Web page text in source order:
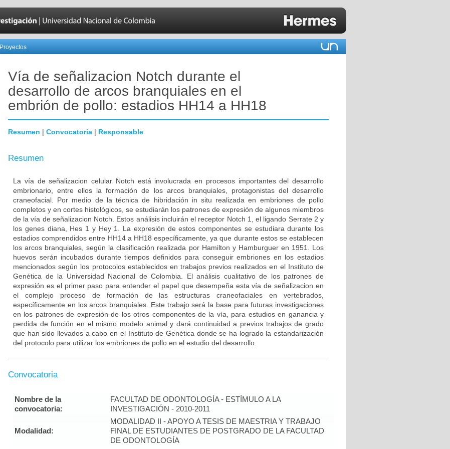
Proyectos
Vía de señalizacion Notch durante el
desarrollo de arcos branquiales en el
embrión de pollo: estadios HH14 a HH18
Resumen | Convocatoria | Responsable
Resumen
La vía de señalizacion celular Notch está involucrada en procesos importantes del desarrollo
embrionario, entre ellos la formación de los arcos branquiales, protagonistas del desarrollo
craneofacial. Por medio de la técnica de hibridación in situ realizada en embriones de pollo
completos y en cortes histológicos, se estudiarán los patrones de expresión de algunos miembros
de la vía de señalizacion Notch. Estos análisis incluirán el receptor Notch 1, el ligando Serrate 2 y
los genes diana, Hes 1 y Hey 1. La expresión de estos componentes se estudiara durante los
estadios comprendidos entre HH14 a HH18 específicamente, ya que durante estos se establecen
los arcos branquiales, según la clasificación realizada por Hamilton y Hamburguer en 1951. Los
huevos serán incubados durante tiempos definidos para conseguir embriones en los estadios
mencionados según los protocolos establecidos en trabajos previos realizados en el Instituto de
Genética de la Universidad Nacional de Colombia. El análisis cualitativo de los patrones de
expresión es el primer paso para entender el papel que desempeña esta vía de señalizacion en
el complejo proceso de formación de las estructuras craneofaciales en vertebrados,
específicamente en los arcos branquiales. Este trabajo será la base para futuras investigaciones
en los patrones de expresión de los otros componentes de la vía, para estudios en ganancia y
perdida de función en el mismo modelo animal y dará continuidad a previos trabajos de grado
que han sido llevados a cabo en el Instituto de Genética donde se ha logrado la estandarización
del protocolo para utilizar los embriones de pollo en el estudio del desarrollo.
Convocatoria
Nombre de la
convocatoria:
FACULTAD DE ODONTOLOGÍA - ESTÍMULO A LA
INVESTIGACIÓN - 2010-2011
Modalidad:
MODALIDAD II - APOYO A TESIS DE MAESTRIA Y TRABAJO
FINAL DE ESTUDIANTES DE POSTGRADO DE LA FACULTAD
DE ODONTOLOGÍA